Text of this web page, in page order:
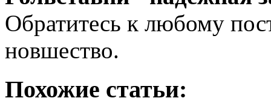
Обратитесь к любому
новшество.
Похожие статьи: